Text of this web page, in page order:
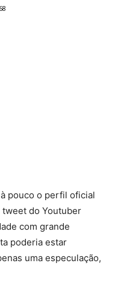
68
pouco o perfil oficial
tweet do Youtuber
com grande
poderia estar
uma especulação,